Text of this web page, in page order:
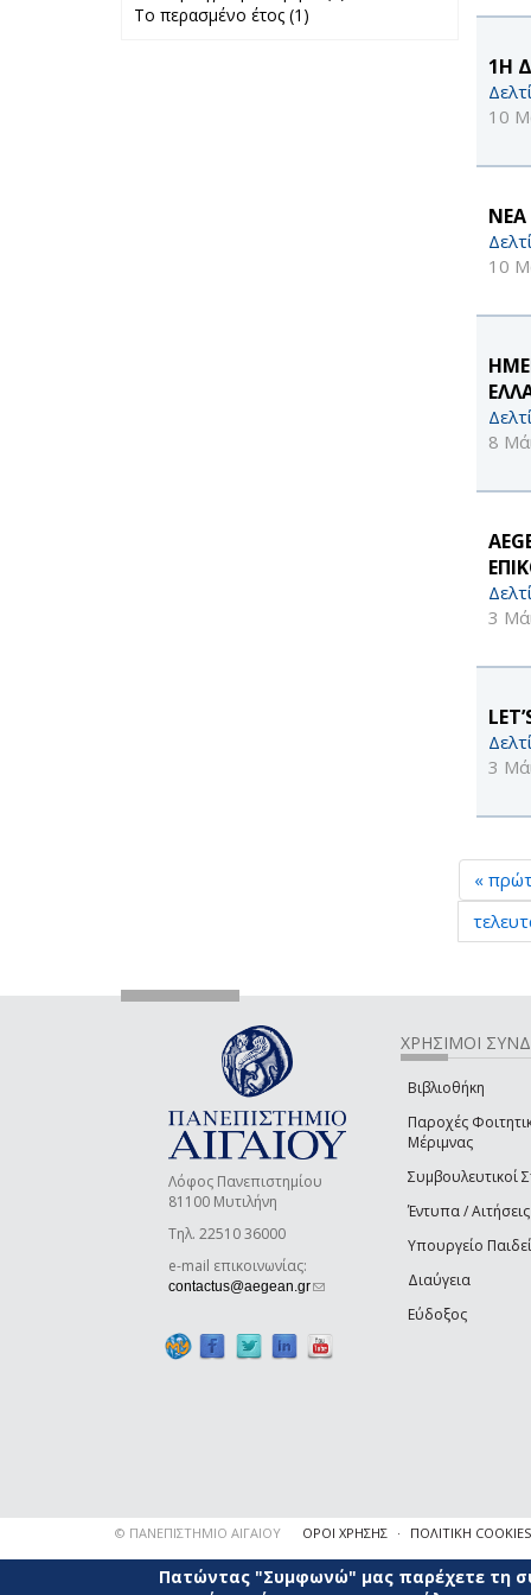
1Η
10
10
8
3
3
«
Το περασμένο έτος (1)
Λόφος Πανεπιστημίου
81100 Μυτιλήνη
Τηλ. 22510 36000
e-mail επικοινωνίας:
contactus@aegean.gr(link sends e-mail)
ΧΡΗΣΙΜΟΙ
Βιβλιοθήκη
Παροχές
Μέριμνας
Συμβουλευτικοί
Έντυπα / Αιτήσεις
Υπουργείο
Διαύγεια
Εύδοξος
© ΠΑΝΕΠΙΣΤΗΜΙΟ ΑΙΓΑΙΟΥ ΟΡΟΙ ΧΡΗΣΗΣ ΠΟΛΙΤΙΚΗ COOKIES
Πατώντας "Συμφωνώ" μας παρέχετε τη